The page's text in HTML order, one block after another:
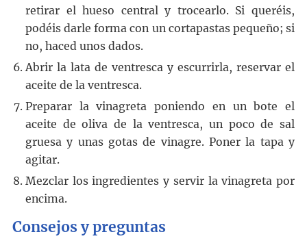
retirar el hueso central y trocearlo. Si queréis,
podéis darle forma con un cortapastas pequeño; si
no, haced unos dados.
Abrir la lata de ventresca y escurrirla, reservar el
aceite de la ventresca.
Preparar la vinagreta poniendo en un bote el
aceite de oliva de la ventresca, un poco de sal
gruesa y unas gotas de vinagre. Poner la tapa y
agitar.
Mezclar los ingredientes y servir la vinagreta por
encima.
Consejos y preguntas